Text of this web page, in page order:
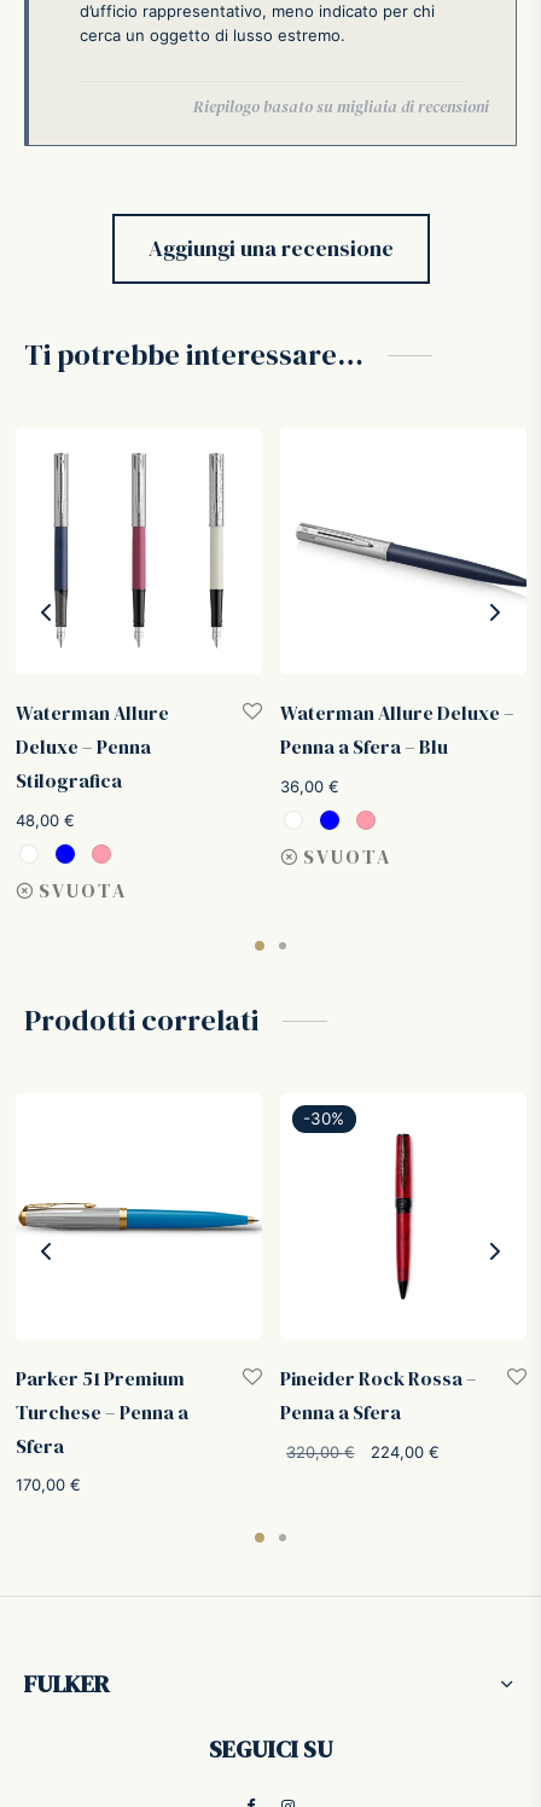
d’ufficio rappresentativo, meno indicato per chi
cerca un oggetto di lusso estremo.
Aggiungi una recensione
Ti potrebbe interessare…
Waterman Allure
Deluxe – Penna
Stilografica
48,00 €
SVUOTA
Waterman Allure Deluxe –
Penna a Sfera – Blu
36,00 €
SVUOTA
Prodotti correlati
Parker 51 Premium
Turchese – Penna a
Sfera
170,00 €
-30%
Pineider Rock Rossa –
Penna a Sfera
320,00€
Il prezzo
224,00 €
FULKER
SEGUICI SU